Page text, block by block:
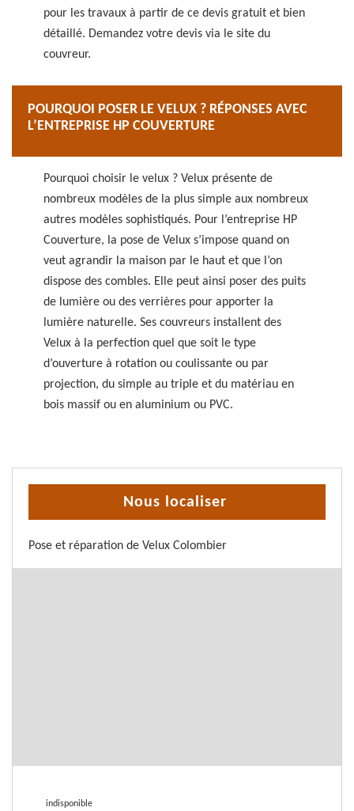
pour les travaux à partir de ce devis gratuit et bien
détaillé. Demandez votre devis via le site du
couvreur.
POURQUOI POSER LE VELUX ? RÉPONSES AVEC
L’ENTREPRISE HP COUVERTURE
Pourquoi choisir le velux ? Velux présente de
nombreux modèles de la plus simple aux nombreux
autres modèles sophistiqués. Pour l’entreprise HP
Couverture, la pose de Velux s’impose quand on
veut agrandir la maison par le haut et que l’on
dispose des combles. Elle peut ainsi poser des puits
de lumière ou des verrières pour apporter la
lumière naturelle. Ses couvreurs installent des
Velux à la perfection quel que soit le type
d’ouverture à rotation ou coulissante ou par
projection, du simple au triple et du matériau en
bois massif ou en aluminium ou PVC.
Nous localiser
Pose et réparation de Velux Colombier
indisponible